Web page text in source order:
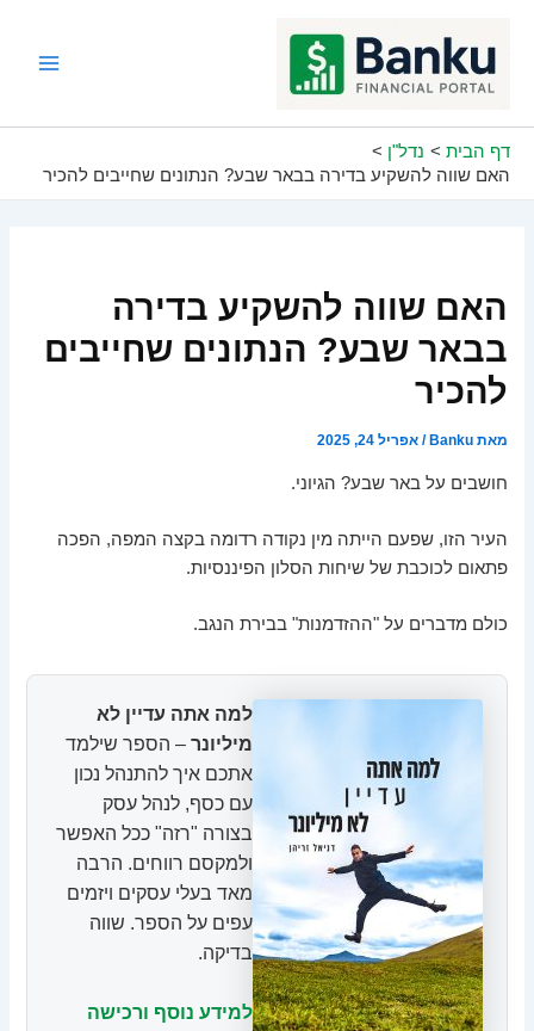
דף הבית
נדל"ן
האם שווה להשקיע בדירה בבאר שבע? הנתונים שחייבים להכיר
האם שווה להשקיע בדירה
בבאר שבע? הנתונים שחייבים
להכיר
מאתBanku
/אפריל 24, 2025
חושבים על באר שבע? הגיוני.
העיר הזו, שפעם הייתה מין נקודה רדומה בקצה המפה, הפכה
פתאום לכוכבת של שיחות הסלון הפיננסיות.
כולם מדברים על "ההזדמנות" בבירת הנגב.
למה אתה עדיין לא
מיליונר – הספר שילמד
אתכם איך להתנהל נכון
עם כסף, לנהל עסק
בצורה "רזה" ככל האפשר
ולמקסם רווחים. הרבה
מאד בעלי עסקים ויזמים
עפים על הספר. שווה
בדיקה.
למידע נוסף ורכישה